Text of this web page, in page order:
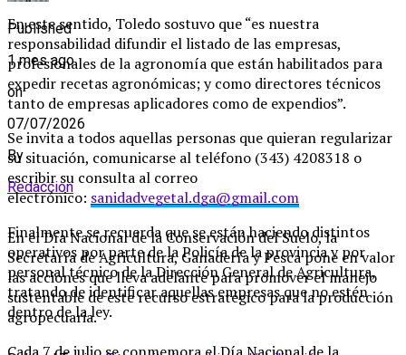
En este sentido, Toledo sostuvo que “es nuestra
responsabilidad difundir el listado de las empresas,
profesionales de la agronomía que están habilitados para
expedir recetas agronómicas; y como directores técnicos
tanto de empresas aplicadores como de expendios”.
Se invita a todos aquellas personas que quieran regularizar
su situación, comunicarse al teléfono (343) 4208318 o
escribir su consulta al correo
electrónico: sanidadvegetal.dga@gmail.com
Finalmente se recuerda que se están haciendo distintos
operativos por parte de la Policía de la provincia y por
personal técnico de la Dirección General de Agricultura,
tratando de identificar aquellas empresas que no estén
dentro de la ley.
Published
1 mes ago
on
07/07/2026
By
Redaccion
En el Día Nacional de la Conservación del Suelo, la
Secretaría de Agricultura, Ganadería y Pesca pone en valor
las acciones que lleva adelante para promover el manejo
sustentable de este recurso estratégico para la producción
agropecuaria.